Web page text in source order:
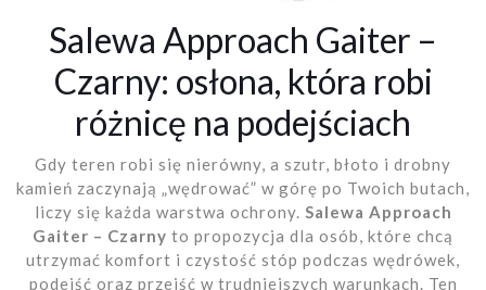
Salewa Approach Gaiter –
Czarny: osłona, która robi
różnicę na podejściach
Gdy teren robi się nierówny, a szutr, błoto i drobny
kamień zaczynają „wędrować” w górę po Twoich butach,
liczy się każda warstwa ochrony. Salewa Approach
Gaiter – Czarny to propozycja dla osób, które chcą
utrzymać komfort i czystość stóp podczas wędrówek,
podejść oraz przejść w trudniejszych warunkach. Ten